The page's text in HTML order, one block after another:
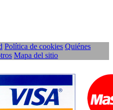
Política de cookies Quiénes
Mapa del sitio